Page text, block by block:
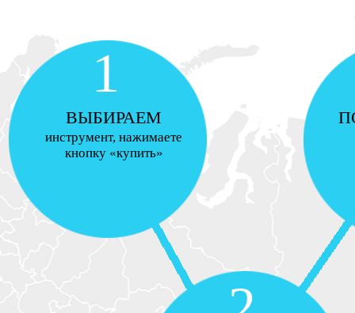
1
ВЫБИРАЕМ
инструмент, нажимаете
кнопку «купить»